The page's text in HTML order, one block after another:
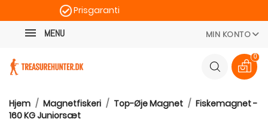
Prisgaranti
MENU MIN KONTO
0
Hjem Magnetfiskeri Top-Øje Magnet
Fiskemagnet -
160 KG Juniorsæt